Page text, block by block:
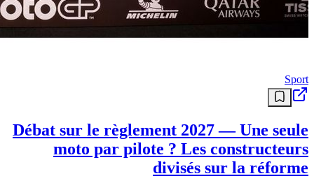
Sport
Débat sur le règlement 2027 — Une seule
moto par pilote ? Les constructeurs
divisés sur la réforme